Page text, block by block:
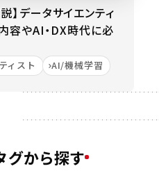
】データサイエンティ
容やAI・DX時代に必
ィスト AI/機械学習
グから探す